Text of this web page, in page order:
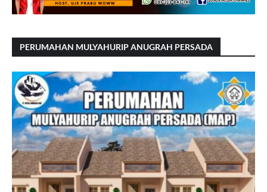
PERUMAHAN MULYAHURIP ANUGRAH PERSADA